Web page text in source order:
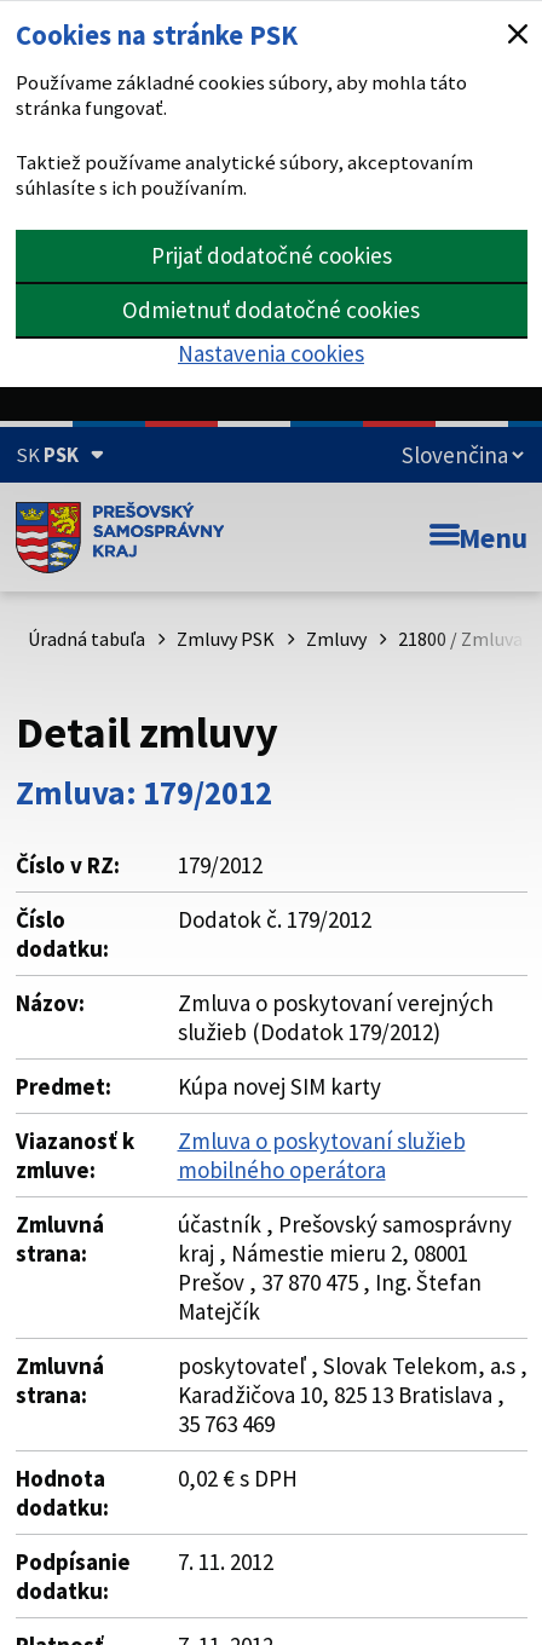
Cookies na stránke PSK
Používame základné cookies súbory, aby mohla táto
stránka fungovať.
Taktiež používame analytické súbory, akceptovaním
súhlasíte s ich používaním.
Prijať dodatočné cookies
Odmietnuť dodatočné cookies
Nastavenia cookies
SKPSK
Doména psk.sk je oficiálna
Toto je oficiálna webová stránka Prešovského
psk.sk.
Buďte pozorní a vždy sa uistite, že zdieľate informácie iba
cez zabezpečenú webovú stránku. Zabezpečená stránka
vždy začína https:// pred názvom domény webového sídla.
Menu
Úradná tabuľa Zmluvy PSK Zmluvy 21800 / Zmluva
Detail zmluvy
Zmluva: 179/2012
Číslo v RZ:
179/2012
Číslo
dodatku:
Dodatok č. 179/2012
Názov:
Zmluva o poskytovaní verejných
služieb (Dodatok 179/2012)
Predmet:
Kúpa novej SIM karty
Viazanosť k
zmluve:
Zmluva o poskytovaní služieb
mobilného operátora
Zmluvná
strana:
účastník , Prešovský samosprávny
kraj , Námestie mieru 2, 08001
Prešov , 37 870 475 , Ing. Štefan
Matejčík
Zmluvná
strana:
poskytovateľ , Slovak Telekom, a.s ,
Karadžičova 10, 825 13 Bratislava ,
35 763 469
Hodnota
dodatku:
0,02 € s DPH
Podpísanie
dodatku:
7. 11. 2012